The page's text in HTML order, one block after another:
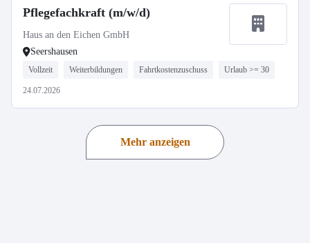
Pflegefachkraft (m/w/d)
Haus an den Eichen GmbH
Seershausen
Vollzeit Weiterbildungen Fahrtkostenzuschuss Urlaub >= 30
24.07.2026
Mehr anzeigen